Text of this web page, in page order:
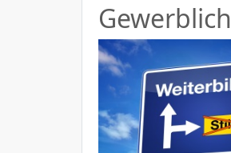
Gewerblich